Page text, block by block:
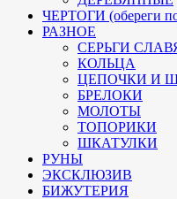
ЧЕРТОГИ (обереги
РАЗНОЕ
СЕРЬГИ
КОЛЬЦА
ЦЕПОЧКИ И
БРЕЛОКИ
МОЛОТЫ
ТОПОРИКИ
ШКАТУЛКИ
РУНЫ
ЭКСКЛЮЗИВ
БИЖУТЕРИЯ